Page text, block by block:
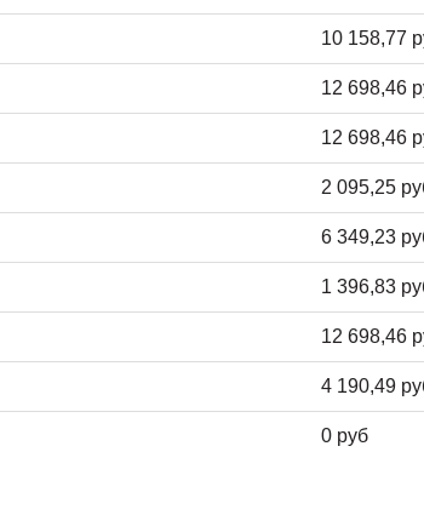
10 158,77
12 698,46
12 698,46
2 095,25
6 349,23
1 396,83
12 698,46
4 190,49
0 руб